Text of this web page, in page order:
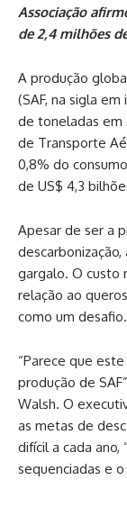
Associação
de 2,4 milhões
A produção
(SAF, na sigla
de toneladas em
de Transporte
0,8% do
de US$ 4,3
Apesar de ser a
gargalo. O custo
relação ao
como um desafio.
“Parece que
produção de
Walsh. O
as metas de
difícil a cada
sequenciadas e